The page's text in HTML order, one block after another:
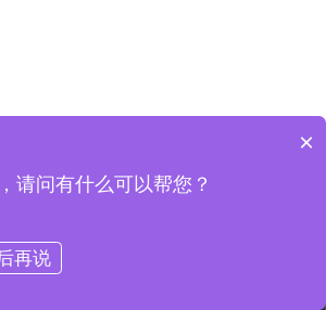
×
请问有什么可以帮您？
再说